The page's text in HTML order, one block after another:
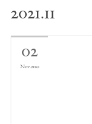
2021.11
02
Nov2021